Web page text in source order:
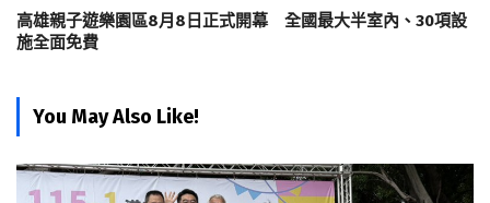
高雄親子遊樂園區8月8日正式開幕 全國最大半室內、30項設
施全面免費
You May Also Like!